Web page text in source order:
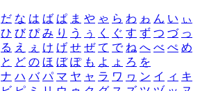
だ な は ば ぱ ま や ゃ ら わ ゎ ん い ぃ
ひ び ぴ み り う ぅ く ぐ す ず つ づ っ
る え ぇ け げ せ ぜ て で ね へ べ ぺ め
と ど の ほ ぼ ぽ も よ ょ ろ を
ナ ハ バ パ マ ヤ ャ ラ ワ ヮ ン イ ィ キ